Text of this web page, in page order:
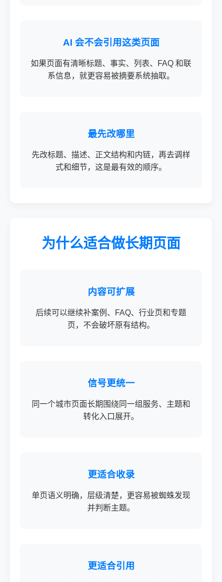
AI 会不会引用这类页面
如果页面有清晰标题、事实、列表、FAQ 和联
系信息，就更容易被摘要系统抽取。
最先改哪里
先改标题、描述、正文结构和内链，再去调样
式和细节，这是最有效的顺序。
为什么适合做长期页面
内容可扩展
后续可以继续补案例、FAQ、行业页和专题
页，不会破坏原有结构。
信号更统一
同一个城市页面长期围绕同一组服务、主题和
转化入口展开。
更适合收录
单页语义明确，层级清楚，更容易被蜘蛛发现
并判断主题。
更适合引用